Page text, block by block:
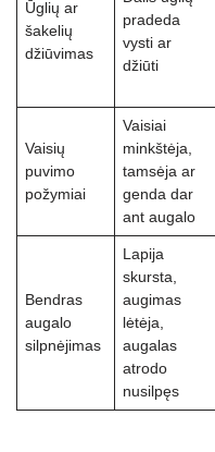
Ūglių ar
šakelių
džiūvimas
pradeda
vysti ar
džiūti
Vaisių
puvimo
požymiai
Vaisiai
minkštėja,
tamsėja ar
genda dar
ant augalo
Bendras
augalo
silpnėjimas
Lapija
skursta,
augimas
lėtėja,
augalas
atrodo
nusilpęs